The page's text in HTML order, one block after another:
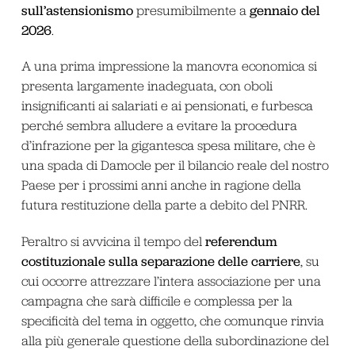
sull’astensionismopresumibilmente a gennaio del
2026.
A una prima impressione la manovra economica si
presenta largamente inadeguata, con oboli
insignificanti ai salariati e ai pensionati, e furbesca
perché sembra alludere a evitare la procedura
d’infrazione per la gigantesca spesa militare, che è
una spada di Damocle per il bilancio reale del nostro
Paese per i prossimi anni anche in ragione della
futura restituzione della parte a debito del PNRR.
Peraltro si avvicina il tempo del referendum
costituzionale sulla separazione delle carriere, su
cui occorre attrezzare l’intera associazione per una
campagna che sarà difficile e complessa per la
specificità del tema in oggetto, che comunque rinvia
alla più generale questione della subordinazione del